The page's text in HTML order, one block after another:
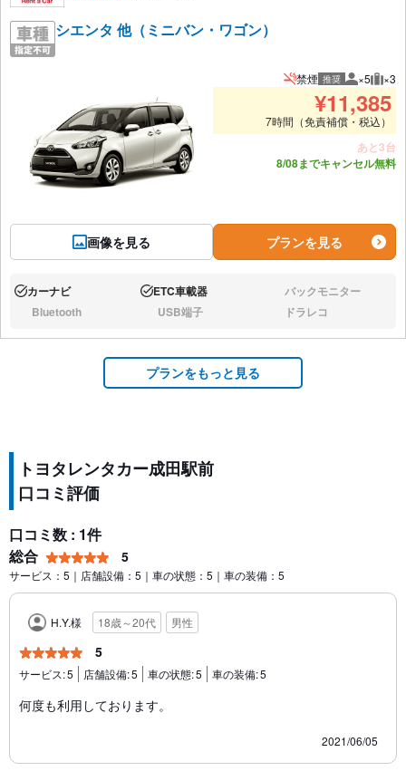
シエンタ 他（ミニバン・ワゴン）
画像を見る
禁煙 推奨 推奨人数
×5 推
×3
¥11,385
7時間（免責補償・税込）
あと3台
8/08までキャンセル無料
プランを見る
あり:カーナビ あり:ETC車載器 なし:バックモニター
なし:Bluetooth なし:USB端子 なし:ドラレコ
プランをもっと見る
トヨタレンタカー成田駅前
口コミ評価
口コミ数 : 1件
総合
5
サービス：5｜店舗設備：5｜車の状態：5｜車の装備：5
H.Y.様 18歳～20代 男性
5
サービス:5 店舗設備:5 車の状態:5 車の装備:5
何度も利用しております。
2021/06/05